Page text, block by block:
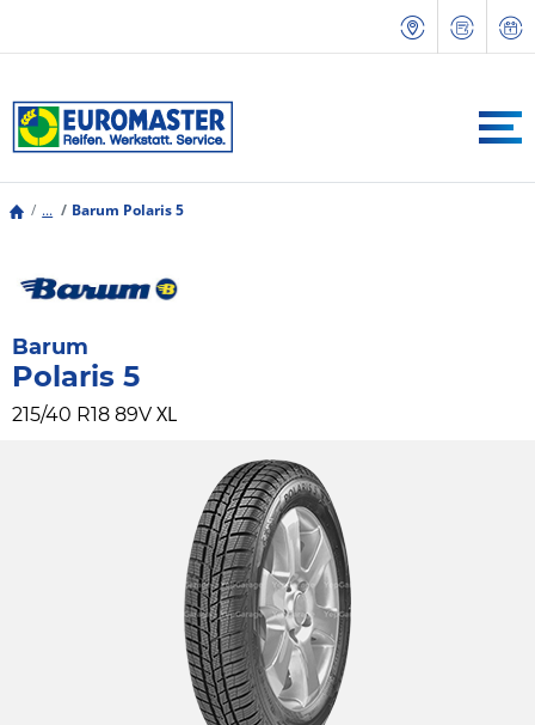
... Barum Polaris 5
Barum
Polaris 5
215/40 R18 89V XL